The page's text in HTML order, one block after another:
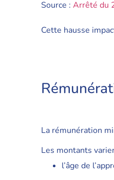
Source : Arrêté du
Cette hausse
La rémunération
Les montants
l’âge de